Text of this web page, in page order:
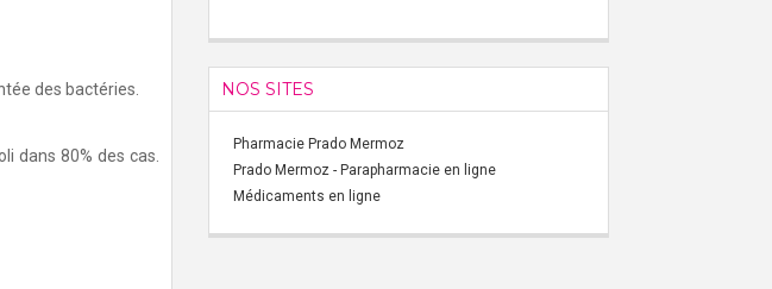
des bactéries.
dans 80% des cas.
NOS SITES
Pharmacie Prado Mermoz
Prado Mermoz - Parapharmacie en ligne
Médicaments en ligne